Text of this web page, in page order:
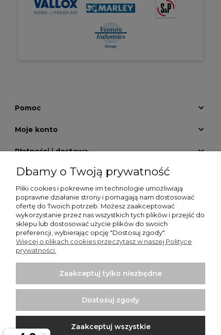
Pomoc
Moje konto
Płatności i dostawa
Informacje
O nas
GALERIA KRATEK
Włodzimierz Dziwiński Went-Dom - wentylatory
łazienkowe, wentylatory przemysłowe, kratki nierdzewne |
Punkt sprzedaży: Bartycka 26 Pawilon 29, 00-716 Warszawa |
NIP: 1250599895 | REGON: 012437058 | Email:
sklep@wentylator.co
| Telefon:663 920 780
Dbamy o Twoją prywatność
Pliki cookies i pokrewne im technologie umożliwiają
poprawne działanie strony i pomagają nam dostosować
ofertę do Twoich potrzeb. Możesz zaakceptować
wykorzystanie przez nas wszystkich tych plików i przejść do
sklepu lub dostosować użycie plików do swoich
preferencji, wybierając opcję "Dostosuj zgody".
Więcej o plikach cookies przeczytasz w naszej Polityce
prywatności.
Zaakceptuj tylko niezbędne
Dostosuj zgody
Zaakceptuj wszystkie